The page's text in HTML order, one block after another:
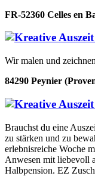
FR-52360 Celles en
Wir malen und
84290 Peynier
Brauchst du eine
zu stärken und zu
erlebnisreiche Woche
Anwesen mit liebevoll
Halbpension. EZ